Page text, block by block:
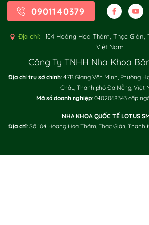
0901140379
Địa chỉ:
104 Hoàng Hoa Thám, Thạc Gián,
Việt Nam
Công Ty TNHH Nha Khoa
Địa chỉ trụ sở chính: 47B Giang Văn Minh, Phường
Châu, Thành phố Đà Nẵng, Việt
Mã số doanh nghiệp: 0402068343 cấp
NHA KHOA QUỐC TẾ LOTUS
Địa chỉ: Số 104 Hoàng Hoa Thám, Thạc Gián,
XÁC NHẬN / SEND